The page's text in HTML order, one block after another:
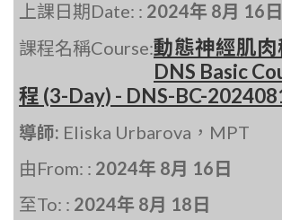
上課日期Date: : 2024年 8月 16日
課程名稱Course:動態神經肌
DNS Basic
程 (3-Day) - DNS-BC-
導師: Eliska Urbarova，MPT
由From: : 2024年 8月 16日
至To: : 2024年 8月 18日